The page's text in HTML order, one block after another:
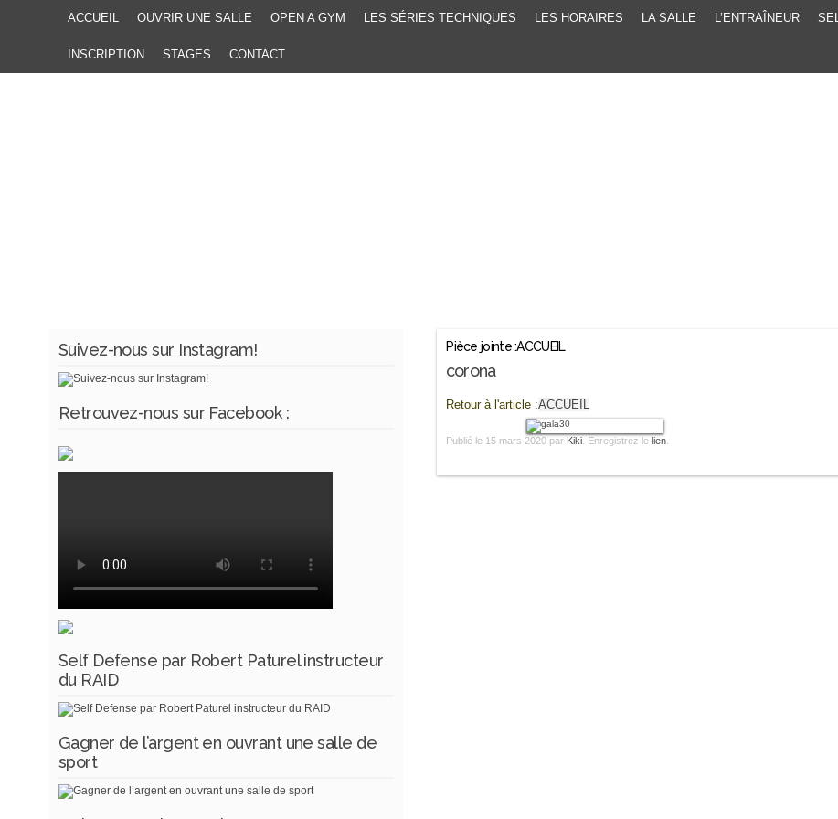
ACCUEIL OUVRIR UNE SALLE OPEN A GYM LES SÉRIES TECHNIQUES LES HORAIRES LA SALLE L’ENTRAÎNEUR
INSCRIPTION STAGES CONTACT
Pièce jointe :ACCUEIL
corona
Retour à l'article :ACCUEIL
Publié le 15 mars 2020 par Kiki . Enregistrez lelien
Suivez-nous sur Instagram!
Retrouvez-nous sur Facebook :
Self Defense par Robert Paturel instructeur
du RAID
Gagner de l’argent en ouvrant une salle de
sport